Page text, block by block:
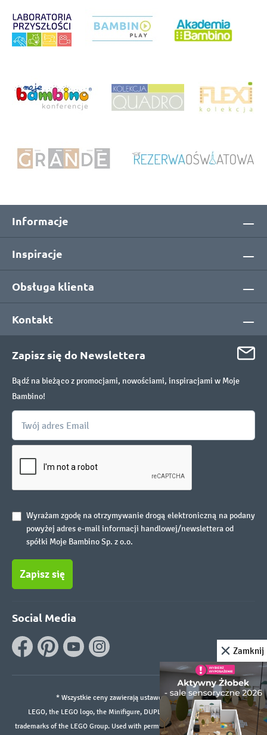
Informacje
Inspiracje
Obsługa klienta
Kontakt
Zapisz się do Newslettera
Bądź na bieżąco z promocjami, nowościami, inspiracjami w Moje
Bambino!
Wyrażam zgodę na otrzymywanie drogą elektroniczną na podany
powyżej adres e-mail informacji handlowej/newslettera od
spółki Moje Bambino Sp. z o.o.
Zapisz się
Social Media
* Wszystkie ceny zawierają ustawowy podatek VAT.
LEGO, the LEGO logo, the Minifigure, DUPLO, and the SPIKE logo are
trademarks of the LEGO Group. Used with permission. ©2026 The LEGO Group
Zamknij